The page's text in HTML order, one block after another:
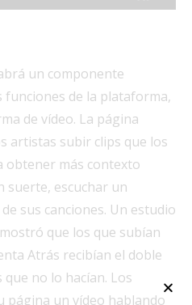
un componente
funciones de la plataforma,
de vídeo. La página
artistas subir clips que los
obtener más contexto
suerte, escuchar un
sus canciones. Un estudio
que los que subían
Atrás recibían el doble
no lo hacían. Los
página un vídeo hablando